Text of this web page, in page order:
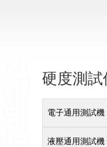
硬度測試
電子通用測試機
液壓通用測試機